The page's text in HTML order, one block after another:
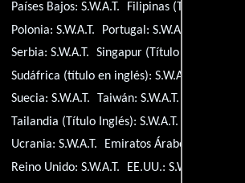
Países Bajos:S.W.A.T. Filipinas (Título Inglés):
Polonia:S.W.A.T. Portugal: S.W.A.T.
Serbia:S.W.A.T. Singapur (Título Inglés):
Sudáfrica (título en inglés):S.W.A.T.
Suecia:S.W.A.T. Taiwán: S.W.A.T.
Tailandia (Título Inglés):S.W.A.T.
Ucrania:S.W.A.T. Emiratos Árabes Unidos:
Reino Unido:S.W.A.T. EE.UU.: S.W.A.T.